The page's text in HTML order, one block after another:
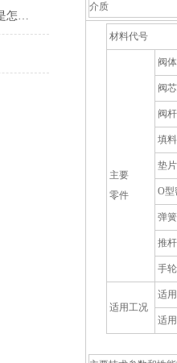
法兰电动球阀堵塞不通，这是怎么回事？
介质
材料代号
主要
零件
阀
阀
阀杆
填料
垫片
O型
弹簧
推杆
手轮
适用工况
适
适